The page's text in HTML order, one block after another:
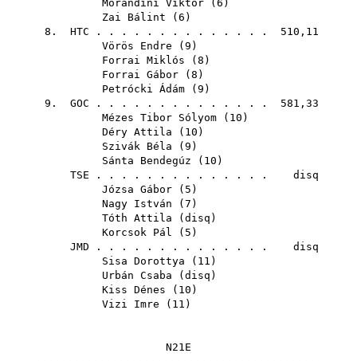
Morandini Viktor ( 6 )
Zai Bálint ( 6 )
8. HTC . . . . . . . . . . . . . . 510,11
Vörös Endre ( 9 )
Forrai Miklós ( 8 )
Forrai Gábor ( 8 )
Petrócki Ádám ( 9 )
9. GOC . . . . . . . . . . . . . . 581,33
Mézes Tibor Sólyom ( 10 )
Déry Attila ( 10 )
Szivák Béla ( 9 )
Sánta Bendegúz ( 10 )
TSE . . . . . . . . . . . . . . disq
Józsa Gábor ( 5 )
Nagy István ( 7 )
Tóth Attila ( disq )
Korcsok Pál ( 5 )
JMD . . . . . . . . . . . . . . disq
Sisa Dorottya ( 11 )
Urbán Csaba ( disq )
Kiss Dénes ( 10 )
Vizi Imre ( 11 )
N21E